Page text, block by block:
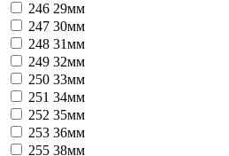
246 29мм
247 30мм
248 31мм
249 32мм
250 33мм
251 34мм
252 35мм
253 36мм
255 38мм